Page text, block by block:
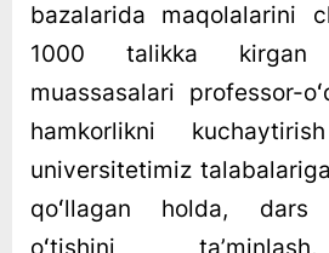
bazalarida maqolalarini
1000 talikka kirgan
muassasalari professor-
hamkorlikni
universitetimiz
qoʻllagan holda, dars